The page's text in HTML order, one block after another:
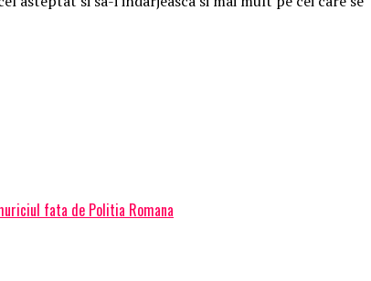
fata de Politia Romana